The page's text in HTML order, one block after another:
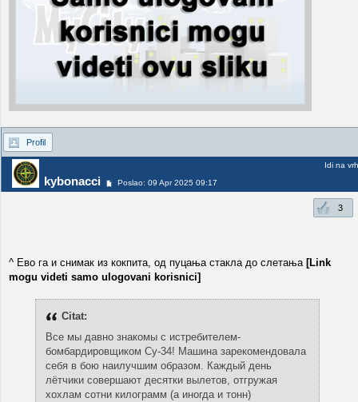
Profil
kybonacci Poslao: 09 Apr 2025 09:17
Idi na vrh
3
^ Ево га и снимак из кокпита, од пуцања стакла до слетања [Link
mogu videti samo ulogovani korisnici]
Citat:
Все мы давно знакомы с истребителем-
бомбардировщиком Су-34! Машина зарекомендовала
себя в бою наилучшим образом. Каждый день
лётчики совершают десятки вылетов, отгружая
хохлам сотни килограмм (а иногда и тонн)